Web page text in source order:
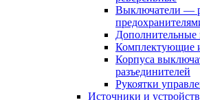
Выключатели —
Дополнительные
Комплектующие
Корпуса
разъединителей
Рукоятки
Источники и